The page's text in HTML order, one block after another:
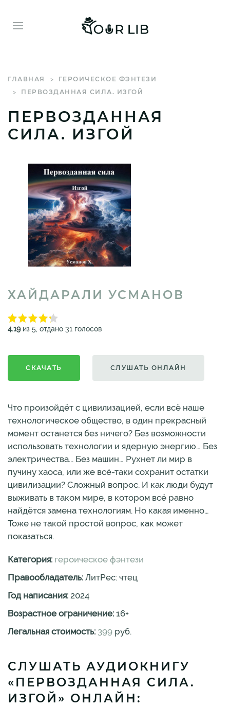
ГЛАВНАЯ
ГЕРОИЧЕСКОЕ ФЭНТЕЗИ
ПЕРВОЗДАННАЯ СИЛА. ИЗГОЙ
ПЕРВОЗДАННАЯ
СИЛА. ИЗГОЙ
ХАЙДАРАЛИ УСМАНОВ
4.19из 5, отдано 31 голосов
СКАЧАТЬ СЛУШАТЬ ОНЛАЙН
Что произойдёт с цивилизацией, если всё наше
технологическое общество, в один прекрасный
момент останется без ничего? Без возможности
использовать технологии и ядерную энергию… Без
электричества... Без машин… Рухнет ли мир в
пучину хаоса, или же всё-таки сохранит остатки
цивилизации? Сложный вопрос. И как люди будут
выживать в таком мире, в котором всё равно
найдётся замена технологиям. Но какая именно…
Тоже не такой простой вопрос, как может
показаться.
Категория: героическое фэнтези
Правообладатель: ЛитРес: чтец
Год написания: 2024
Возрастное ограничение: 16+
Легальная стоимость: 399 руб.
СЛУШАТЬ АУДИОКНИГУ
«ПЕРВОЗДАННАЯ СИЛА.
ИЗГОЙ» ОНЛАЙН: